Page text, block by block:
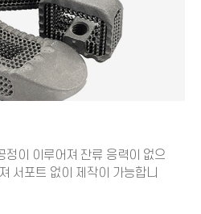
정이 이루어져 잔류 응력이 없으
서포트 없이 제작이 가능합니